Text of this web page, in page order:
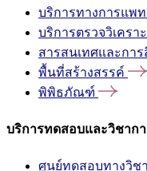
บริการทางการแพ
บริการตรวจวิเคร
สารสนเทศและการ
พื้นที่สร้างสรรค์
พิพิธภัณฑ์
บริการทดสอบและวิชาก
ศูนย์ทดสอบทางวิช